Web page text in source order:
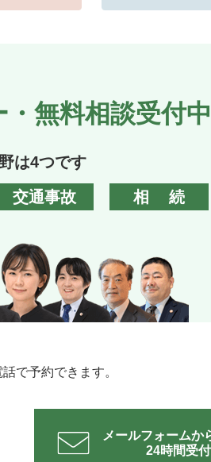
無料相談受付
は4つです
交通事故 相続
で予約できます。
メールフォームか
24時間受